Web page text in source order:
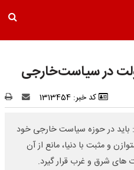
در سیاست‌خارجی
کد خبر: 1313454
در حوزه سیاست خارجی خود
و مثبت با دنیا، مانع از آن
های شرق و غرب قرار گیرد.